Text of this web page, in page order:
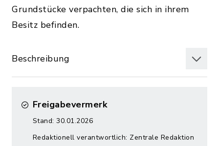
Grundstücke verpachten, die sich in ihrem
Besitz befinden.
Beschreibung
Freigabevermerk
Stand: 30.01.2026
Redaktionell verantwortlich: Zentrale Redaktion